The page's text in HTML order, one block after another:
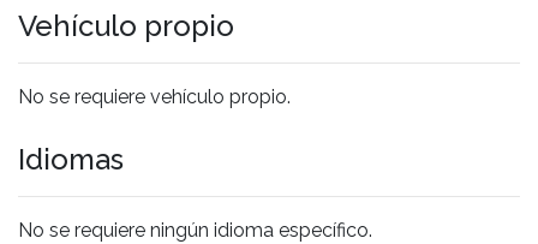
Vehículo propio
No se requiere vehículo propio.
Idiomas
No se requiere ningún idioma específico.